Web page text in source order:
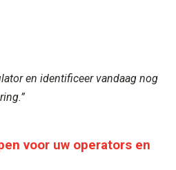
en identificeer vandaag nog
voor uw operators en